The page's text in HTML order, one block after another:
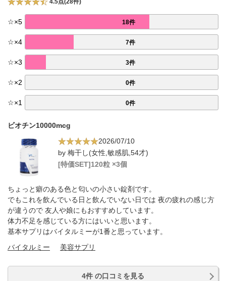
4.5点(28件)
☆×5 18件
☆×4 7件
☆×3 3件
☆×2 0件
☆×1 0件
ビオチン10000mcg
2026/07/10
by 梅干し(女性,敏感肌,54才)
[特価SET]120粒 ×3個
ちょっと癖のある色と匂いの小さい錠剤です。
でもこれを飲んでいる日と飲んでいない日では 夜の疲れの感じ方
が違うので 友人や娘にもおすすめしています。
体力不足を感じている方にはいいと思います。
基本サプリはバイタルミーが1番と思っています。
バイタルミー
美容サプリ
4件 の口コミを見る